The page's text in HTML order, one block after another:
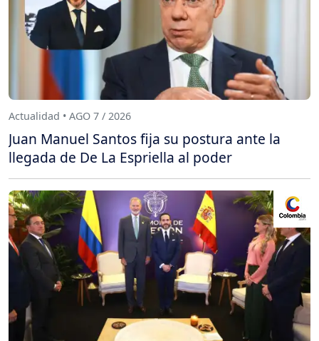
Actualidad • AGO 7 / 2026
Juan Manuel Santos fija su postura ante la
llegada de De La Espriella al poder